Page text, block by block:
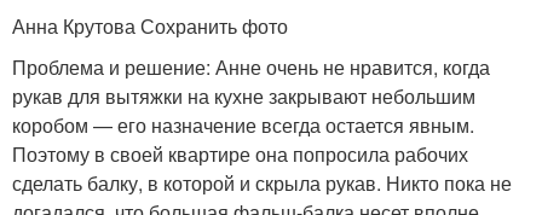
Анна Крутова Сохранить фото
Проблема и решение: Анне очень не нравится, когда
рукав для вытяжки на кухне закрывают небольшим
коробом — его назначение всегда остается явным.
Поэтому в своей квартире она попросила рабочих
сделать балку, в которой и скрыла рукав. Никто пока не